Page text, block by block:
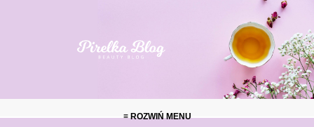
≡ ROZWIŃ MENU